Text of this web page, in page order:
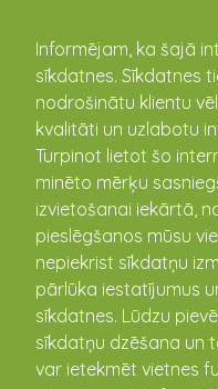
Informējam, ka šajā
sīkdatnes. Sīkdatnes
nodrošinātu klientu
kvalitāti un uzlabotu
Turpinot lietot šo
minēto mērķu
izvietošanai iekārtā,
pieslēgšanos mūsu
nepiekrist sīkdatņu
pārlūka iestatījumus
sīkdatnes. Lūdzu
sīkdatņu dzēšana un
var ietekmēt vietnes
kandava.lv